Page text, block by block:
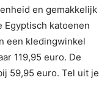
en gemakkelijk
Egyptisch katoenen
een kledingwinkel
119,95 euro. De
59,95 euro. Tel uit je